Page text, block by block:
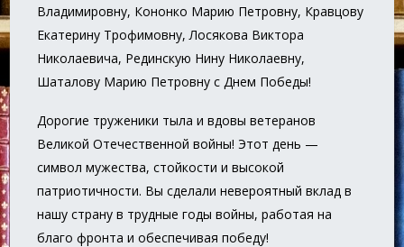
Владимировну, Кононко Марию Петровну, Кравцову
Екатерину Трофимовну, Лосякова Виктора
Николаевича, Рединскую Нину Николаевну,
Шаталову Марию Петровну с Днем Победы!
Дорогие труженики тыла и вдовы ветеранов
Великой Отечественной войны! Этот день —
символ мужества, стойкости и высокой
патриотичности. Вы сделали невероятный вклад в
нашу страну в трудные годы войны, работая на
благо фронта и обеспечивая победу!